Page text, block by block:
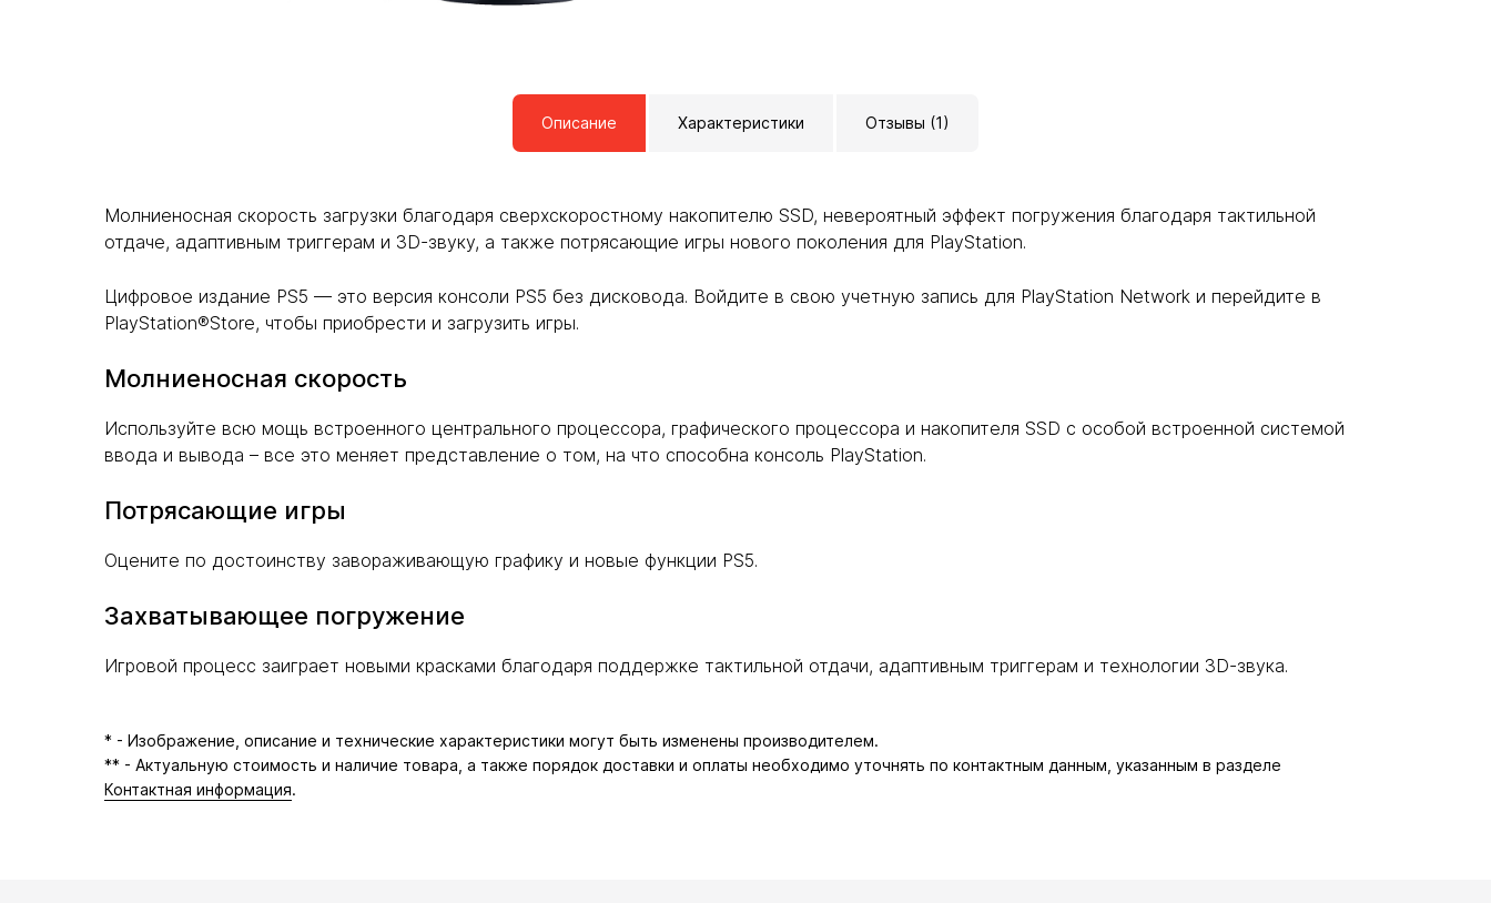
Описание Характеристики Отзывы (1)
Молниеносная скорость загрузки благодаря сверхскоростному накопителю SSD, невероятный эффект погружения благодаря тактильной
отдаче, адаптивным триггерам и 3D-звуку, а также потрясающие игры нового поколения для PlayStation.
Цифровое издание PS5 — это версия консоли PS5 без дисковода. Войдите в свою учетную запись для PlayStation Network и перейдите в
PlayStation®Store, чтобы приобрести и загрузить игры.
Молниеносная скорость
Используйте всю мощь встроенного центрального процессора, графического процессора и накопителя SSD с особой встроенной системой
ввода и вывода – все это меняет представление о том, на что способна консоль PlayStation.
Потрясающие игры
Оцените по достоинству завораживающую графику и новые функции PS5.
Захватывающее погружение
Игровой процесс заиграет новыми красками благодаря поддержке тактильной отдачи, адаптивным триггерам и технологии 3D-звука.
* - Изображение, описание и технические характеристики могут быть изменены производителем.
** - Актуальную стоимость и наличие товара, а также порядок доставки и оплаты необходимо уточнять по контактным данным, указанным в разделе
Контактная информация.